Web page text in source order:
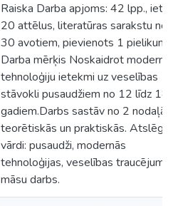
Raiska Darba apjoms: 42 lpp.,
20 attēlus, literatūras sarakstu no
30 avotiem, pievienots 1
Darba mērķis Noskaidrot moderno
tehnoloģiju ietekmi uz veselības
stāvokli pusaudžiem no 12 līdz 18
gadiem.Darbs sastāv no 2
teorētiskās un praktiskās.
vārdi: pusaudži, modernās
tehnoloģijas, veselības traucējumi,
māsu darbs.